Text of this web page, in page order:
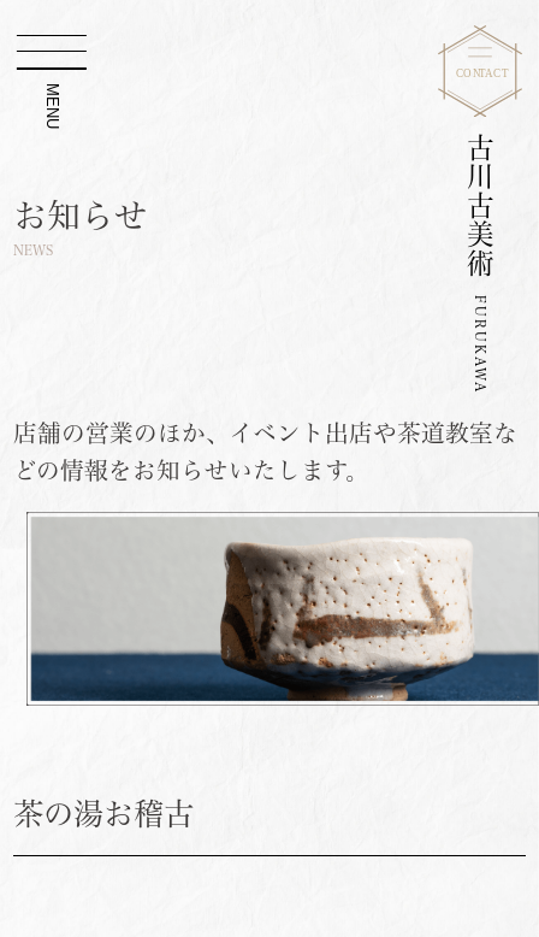
古川古美術
FURUKAWA
MENU
お知らせ
NEWS
店舗の営業のほか、イベント出店や茶道教室な
どの情報をお知らせいたします。
茶の湯お稽古